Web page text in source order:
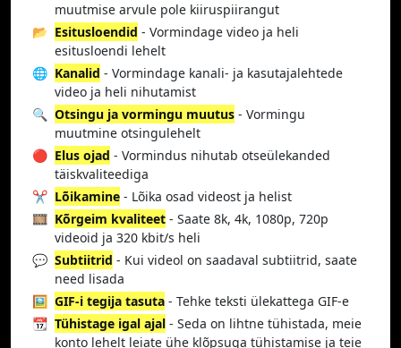
muutmise arvule pole kiiruspiirangut
📂 Esitusloendid - Vormindage video ja heli
esitusloendi lehelt
🌐 Kanalid - Vormindage kanali- ja kasutajalehtede
video ja heli nihutamist
🔍 Otsingu ja vormingu muutus - Vormingu
muutmine otsingulehelt
🔴 Elus ojad - Vormindus nihutab otseülekanded
täiskvaliteediga
✂️ Lõikamine - Lõika osad videost ja helist
🎞️ Kõrgeim kvaliteet - Saate 8k, 4k, 1080p, 720p
videoid ja 320 kbit/s heli
💬 Subtiitrid - Kui videol on saadaval subtiitrid, saate
need lisada
🖼️ GIF-i tegija tasuta - Tehke teksti ülekattega GIF-e
📆 Tühistage igal ajal - Seda on lihtne tühistada, meie
konto lehelt leiate ühe klõpsuga tühistamise ja teie